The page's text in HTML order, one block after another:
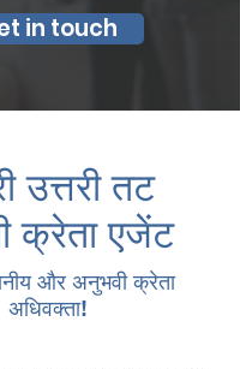
in touch
उत्तरी तट
क्रेता एजेंट
और अनुभवी क्रेता
अधिवक्ता!